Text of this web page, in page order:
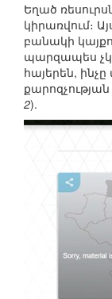
Եղած
կիրառվում։
բանակի
պարզապես
հայերեն,
2).